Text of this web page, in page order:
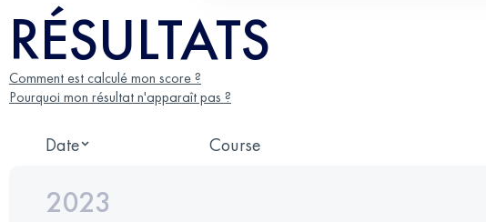
RÉSULTATS
Comment est calculé mon score ?
Pourquoi mon résultat n'apparaît pas ?
Date Course
2023